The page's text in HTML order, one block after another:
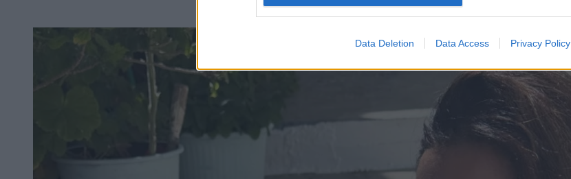
Data Deletion Data Access Privacy Policy